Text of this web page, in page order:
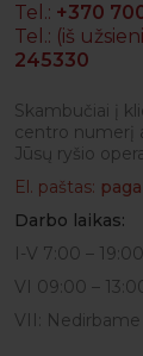
Tel.: +370
Tel.: (iš
245330
Skambučiai į
centro numerį
Jūsų ryšio
El. paštas:
Darbo laikas:
I-V 7:00 – 19:00
VI 09:00 –
VII: Nedirbame
VIDA